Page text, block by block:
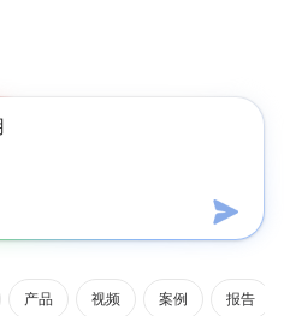
产品 视频 案例 报告